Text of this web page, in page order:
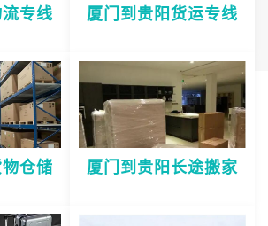
专线 厦门到贵阳货运专线
仓储 厦门到贵阳长途搬家